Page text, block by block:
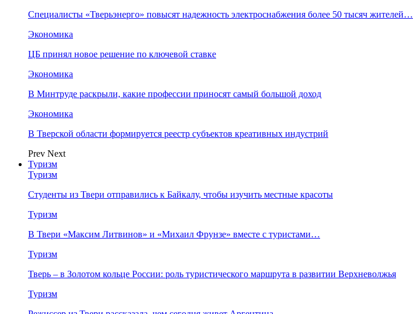
Специалисты «Тверьэнерго» повысят надежность электроснабжения более 50 тысяч жителей…
Экономика
ЦБ принял новое решение по ключевой ставке
Экономика
В Минтруде раскрыли, какие профессии приносят самый большой доход
Экономика
В Тверской области формируется реестр субъектов креативных индустрий
Prev Next
Туризм
Туризм
Студенты из Твери отправились к Байкалу, чтобы изучить местные красоты
Туризм
В Твери «Максим Литвинов» и «Михаил Фрунзе» вместе с туристами…
Туризм
Тверь – в Золотом кольце России: роль туристического маршрута в развитии Верхневолжья
Туризм